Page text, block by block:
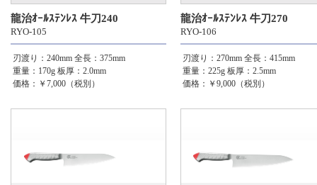
龍治ｵｰﾙｽﾃﾝﾚｽ 牛刀240
RYO-105
刃渡り：240mm 全長：375mm
重量：170g 板厚：2.0mm
価格：￥7,000（税別）
龍治ｵｰﾙｽﾃﾝﾚｽ 牛刀270
RYO-106
刃渡り：270mm 全長：415mm
重量：225g 板厚：2.5mm
価格：￥9,000（税別）